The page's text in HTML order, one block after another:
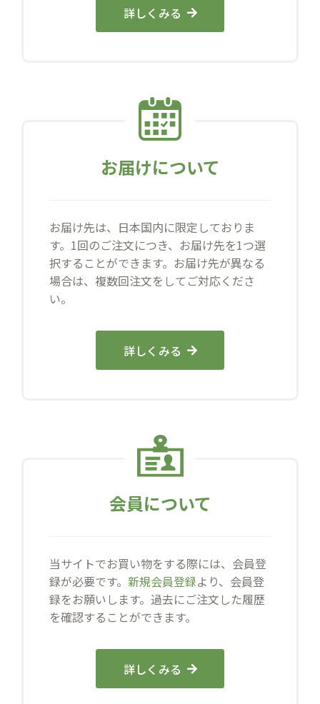
詳しくみる
お届けについて
お届け先は、日本国内に限定しておりま
す。1回のご注文につき、お届け先を1つ選
択することができます。お届け先が異なる
場合は、複数回注文をしてご対応くださ
い。
詳しくみる
会員について
当サイトでお買い物をする際には、会員登
録が必要です。 新規会員登録より、会員登
録をお願いします。過去にご注文した履歴
を確認することができます。
詳しくみる